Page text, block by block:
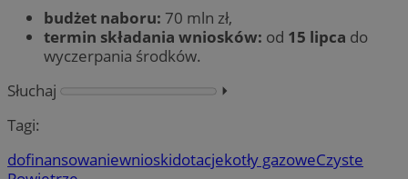
budżet naboru: 70 mln zł,
termin składania wniosków: od 15 lipca do
wyczerpania środków.
Słuchaj
⏵︎
Tagi:
dofinansowaniewnioskidotacjekotły gazoweCzyste